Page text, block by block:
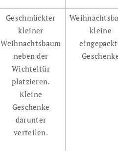
Geschmückter
kleiner
Weihnachtsbaum
neben der
Wichteltür
platzieren.
Kleine
Geschenke
darunter
verteilen.
kleine